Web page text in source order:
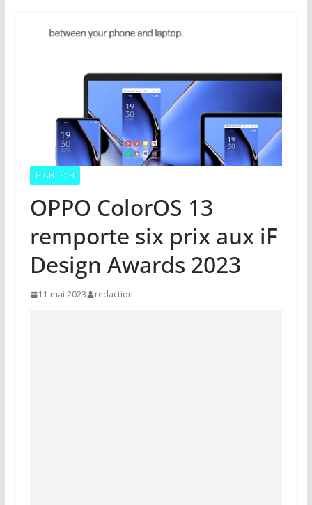
HIGH TECH
OPPO ColorOS 13
remporte six prix aux iF
Design Awards 2023
11 mai 2023 redaction